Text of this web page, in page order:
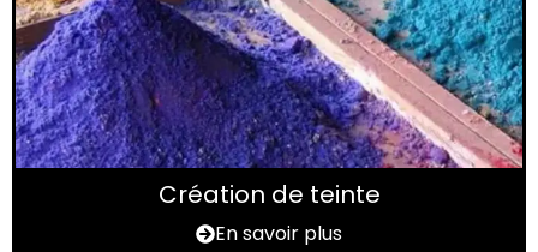
Création de teinte
En savoir plus